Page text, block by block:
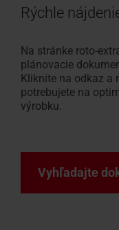
Rýchle
Na stránke roto-
plánovacie
Kliknite na odkaz a
potrebujete na
výrobku.
Vyhľadajte